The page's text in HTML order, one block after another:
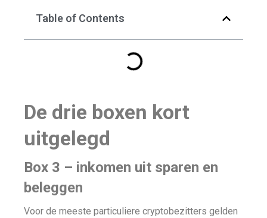
Table of Contents
De drie boxen kort
uitgelegd
Box 3 – inkomen uit sparen en
beleggen
Voor de meeste particuliere cryptobezitters gelden